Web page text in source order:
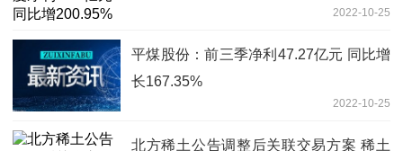
2022-10-25
平煤股份：前三季净利47.27亿元 同比增
长167.35%
2022-10-25
北方稀土公告调整后关联交易方案 稀土